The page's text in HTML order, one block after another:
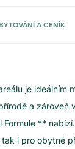
A CENÍK
je ideálním
a zároveň
Formule **
i pro obytné